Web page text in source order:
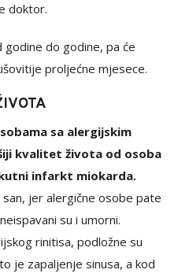
doktor.
do godine, pa će
proljećne mjesece.
sa alergijskim
kvalitet života od osoba
infarkt miokarda.
jer alergične osobe pate
su i umorni.
rinitisa, podložne su
je zapaljenje sinusa, a kod